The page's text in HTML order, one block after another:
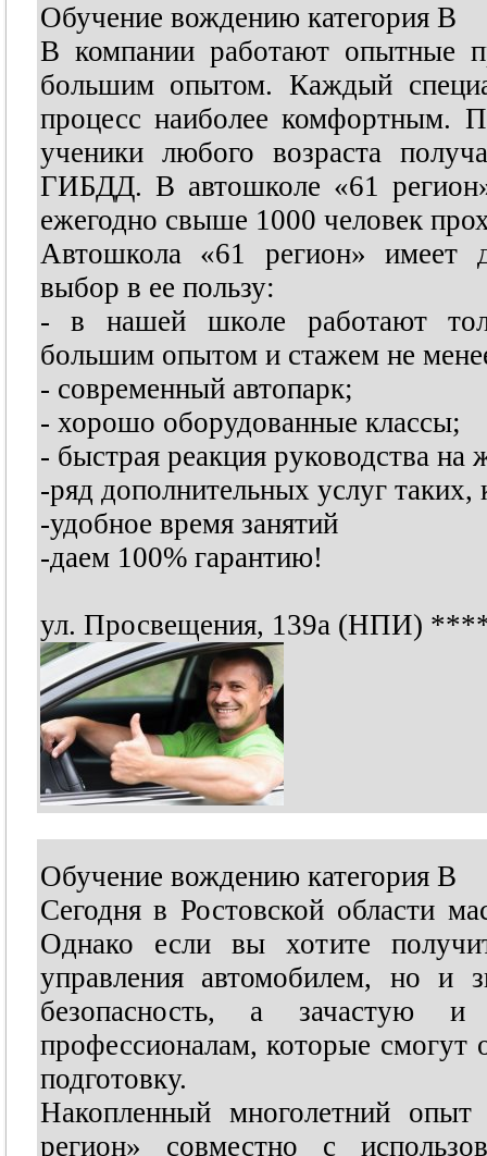
Обучение вождению категория В
В компании работают опытные
большим опытом. Каждый
процесс наиболее комфортным.
ученики любого возраста
ГИБДД. В автошколе «61
ежегодно свыше 1000 человек
Автошкола «61 регион» имеет
выбор в ее пользу:
- в нашей школе работают
большим опытом и стажем не
- современный автопарк;
- хорошо оборудованные классы;
- быстрая реакция руководства
-ряд дополнительных услуг
-удобное время занятий
-даем 100% гарантию!
ул. Просвещения, 139а (НПИ)
Обучение вождению категория В
Сегодня в Ростовской области
Однако если вы хотите
управления автомобилем, но и
безопасность, а зачастую
профессионалам, которые смогут
подготовку.
Накопленный многолетний
регион» совместно с